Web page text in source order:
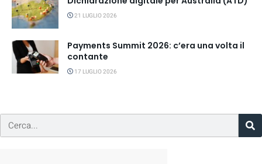
21 LUGLIO 2026
Payments Summit 2026: c’era una volta il
contante
17 LUGLIO 2026